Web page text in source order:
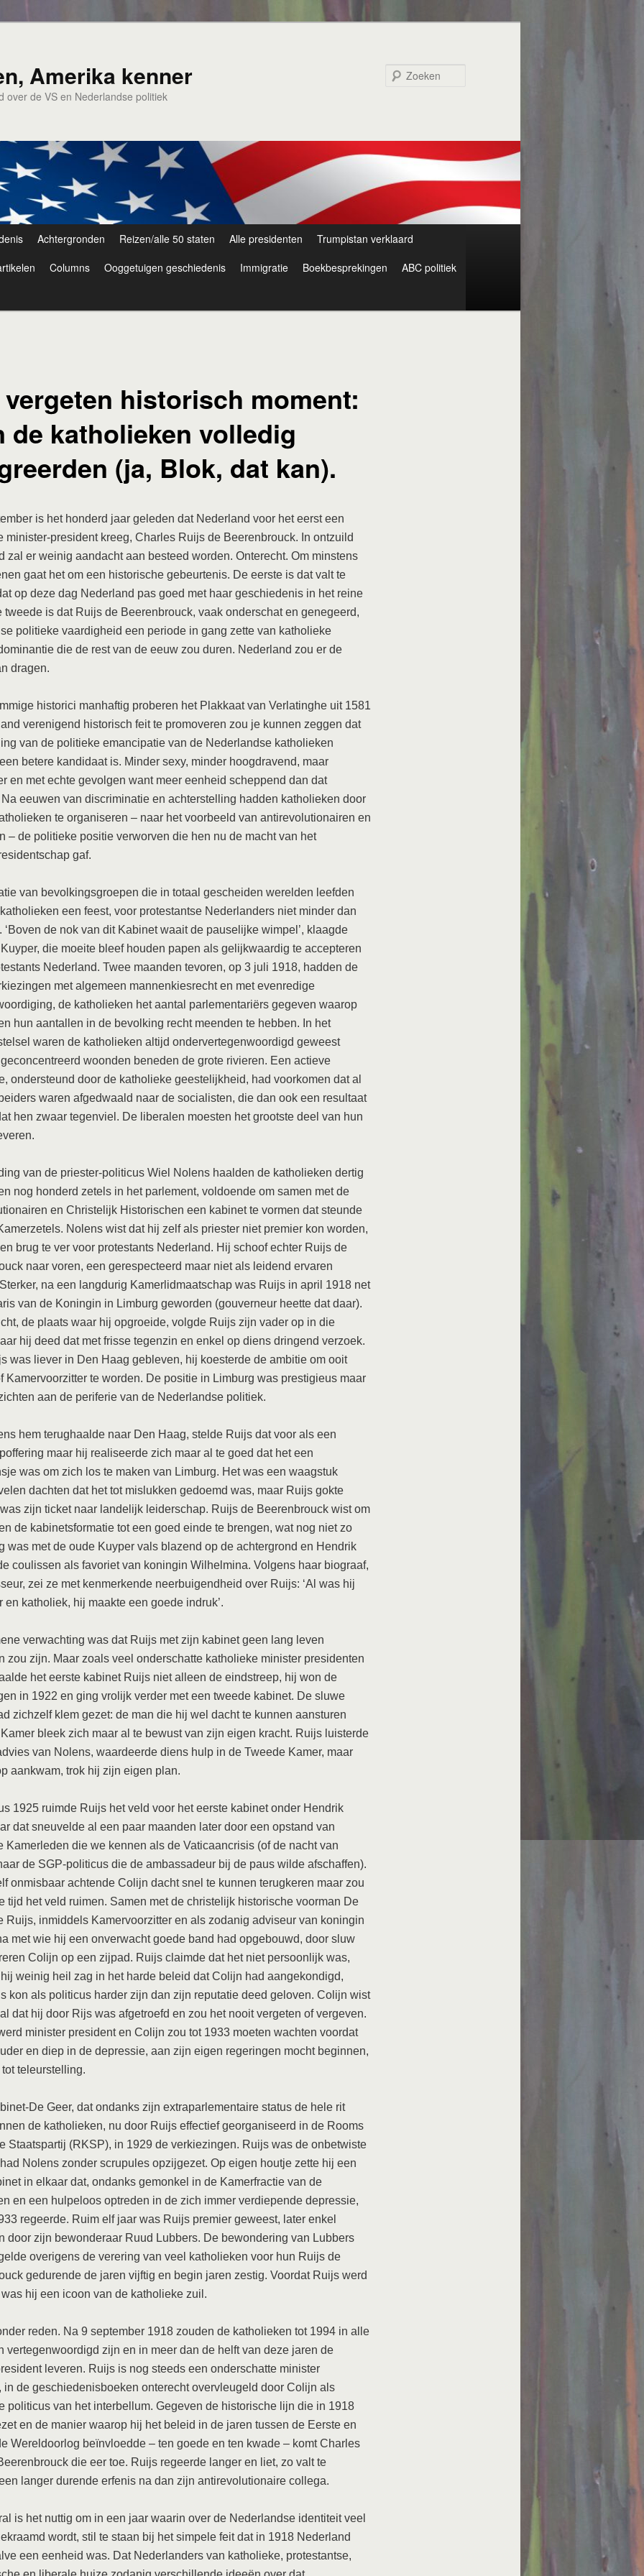
Amerika kenner
over de VS en Nederlandse politiek
Achtergronden Reizen/alle 50 staten Alle presidenten
Trumpistan verklaard
Columns Ooggetuigen geschiedenis Immigratie Boekbesprekingen ABC politiek
vergeten historisch moment:
de katholieken volledig
(ja, Blok, dat kan).
is het honderd jaar geleden dat Nederland voor het eerst een
minister-president kreeg, Charles Ruijs de Beerenbrouck. In ontzuild
zal er weinig aandacht aan besteed worden. Onterecht. Om minstens
gaat het om een historische gebeurtenis. De eerste is dat valt te
op deze dag Nederland pas goed met haar geschiedenis in het reine
tweede is dat Ruijs de Beerenbrouck, vaak onderschat en genegeerd,
politieke vaardigheid een periode in gang zette van katholieke
die de rest van de eeuw zou duren. Nederland zou er de
dragen.
historici manhaftig proberen het Plakkaat van Verlatinghe uit 1581
verenigend historisch feit te promoveren zou je kunnen zeggen dat
van de politieke emancipatie van de Nederlandse katholieken
betere kandidaat is. Minder sexy, minder hoogdravend, maar
en met echte gevolgen want meer eenheid scheppend dan dat
eeuwen van discriminatie en achterstelling hadden katholieken door
te organiseren – naar het voorbeeld van antirevolutionairen en
– de politieke positie verworven die hen nu de macht van het
gaf.
van bevolkingsgroepen die in totaal gescheiden werelden leefden
een feest, voor protestantse Nederlanders niet minder dan
‘Boven de nok van dit Kabinet waait de pauselijke wimpel’, klaagde
die moeite bleef houden papen als gelijkwaardig te accepteren
Nederland. Twee maanden tevoren, op 3 juli 1918, hadden de
met algemeen mannenkiesrecht en met evenredige
de katholieken het aantal parlementariërs gegeven waarop
hun aantallen in de bevolking recht meenden te hebben. In het
waren de katholieken altijd ondervertegenwoordigd geweest
woonden beneden de grote rivieren. Een actieve
ondersteund door de katholieke geestelijkheid, had voorkomen dat al
waren afgedwaald naar de socialisten, die dan ook een resultaat
hen zwaar tegenviel. De liberalen moesten het grootste deel van hun
van de priester-politicus Wiel Nolens haalden de katholieken dertig
nog honderd zetels in het parlement, voldoende om samen met de
en Christelijk Historischen een kabinet te vormen dat steunde
Nolens wist dat hij zelf als priester niet premier kon worden,
brug te ver voor protestants Nederland. Hij schoof echter Ruijs de
naar voren, een gerespecteerd maar niet als leidend ervaren
na een langdurig Kamerlidmaatschap was Ruijs in april 1918 net
van de Koningin in Limburg geworden (gouverneur heette dat daar).
de plaats waar hij opgroeide, volgde Ruijs zijn vader op in die
hij deed dat met frisse tegenzin en enkel op diens dringend verzoek.
was liever in Den Haag gebleven, hij koesterde de ambitie om ooit
Kamervoorzitter te worden. De positie in Limburg was prestigieus maar
aan de periferie van de Nederlandse politiek.
hem terughaalde naar Den Haag, stelde Ruijs dat voor als een
maar hij realiseerde zich maar al te goed dat het een
was om zich los te maken van Limburg. Het was een waagstuk
dachten dat het tot mislukken gedoemd was, maar Ruijs gokte
zijn ticket naar landelijk leiderschap. Ruijs de Beerenbrouck wist om
de kabinetsformatie tot een goed einde te brengen, wat nog niet zo
was met de oude Kuyper vals blazend op de achtergrond en Hendrik
coulissen als favoriet van koningin Wilhelmina. Volgens haar biograaf,
zei ze met kenmerkende neerbuigendheid over Ruijs: ‘Al was hij
en katholiek, hij maakte een goede indruk’.
verwachting was dat Ruijs met zijn kabinet geen lang leven
zou zijn. Maar zoals veel onderschatte katholieke minister presidenten
het eerste kabinet Ruijs niet alleen de eindstreep, hij won de
in 1922 en ging vrolijk verder met een tweede kabinet. De sluwe
zichzelf klem gezet: de man die hij wel dacht te kunnen aansturen
bleek zich maar al te bewust van zijn eigen kracht. Ruijs luisterde
van Nolens, waardeerde diens hulp in de Tweede Kamer, maar
aankwam, trok hij zijn eigen plan.
1925 ruimde Ruijs het veld voor het eerste kabinet onder Hendrik
dat sneuvelde al een paar maanden later door een opstand van
Kamerleden die we kennen als de Vaticaancrisis (of de nacht van
de SGP-politicus die de ambassadeur bij de paus wilde afschaffen).
onmisbaar achtende Colijn dacht snel te kunnen terugkeren maar zou
tijd het veld ruimen. Samen met de christelijk historische voorman De
Ruijs, inmiddels Kamervoorzitter en als zodanig adviseur van koningin
met wie hij een onverwacht goede band had opgebouwd, door sluw
Colijn op een zijpad. Ruijs claimde dat het niet persoonlijk was,
weinig heil zag in het harde beleid dat Colijn had aangekondigd,
kon als politicus harder zijn dan zijn reputatie deed geloven. Colijn wist
dat hij door Rijs was afgetroefd en zou het nooit vergeten of vergeven.
minister president en Colijn zou tot 1933 moeten wachten voordat
en diep in de depressie, aan zijn eigen regeringen mocht beginnen,
teleurstelling.
De Geer, dat ondanks zijn extraparlementaire status de hele rit
de katholieken, nu door Ruijs effectief georganiseerd in de Rooms
Staatspartij (RKSP), in 1929 de verkiezingen. Ruijs was de onbetwiste
Nolens zonder scrupules opzijgezet. Op eigen houtje zette hij een
in elkaar dat, ondanks gemonkel in de Kamerfractie van de
en een hulpeloos optreden in de zich immer verdiepende depressie,
regeerde. Ruim elf jaar was Ruijs premier geweest, later enkel
door zijn bewonderaar Ruud Lubbers. De bewondering van Lubbers
overigens de verering van veel katholieken voor hun Ruijs de
gedurende de jaren vijftig en begin jaren zestig. Voordat Ruijs werd
hij een icoon van de katholieke zuil.
reden. Na 9 september 1918 zouden de katholieken tot 1994 in alle
vertegenwoordigd zijn en in meer dan de helft van deze jaren de
leveren. Ruijs is nog steeds een onderschatte minister
in de geschiedenisboeken onterecht overvleugeld door Colijn als
politicus van het interbellum. Gegeven de historische lijn die in 1918
en de manier waarop hij het beleid in de jaren tussen de Eerste en
Wereldoorlog beïnvloedde – ten goede en ten kwade – komt Charles
die eer toe. Ruijs regeerde langer en liet, zo valt te
langer durende erfenis na dan zijn antirevolutionaire collega.
is het nuttig om in een jaar waarin over de Nederlandse identiteit veel
wordt, stil te staan bij het simpele feit dat in 1918 Nederland
een eenheid was. Dat Nederlanders van katholieke, protestantse,